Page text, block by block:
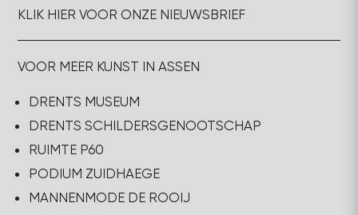
KLIK HIER VOOR ONZE NIEUWSBRIEF
VOOR MEER KUNST IN ASSEN
DRENTS MUSEUM
DRENTS SCHILDERSGENOOTSCHAP
RUIMTE P60
PODIUM ZUIDHAEGE
MANNENMODE DE ROOIJ